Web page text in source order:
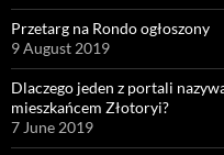
Przetarg na Rondo ogłoszony
9 August 2019
Dlaczego jeden z portali
mieszkańcem Złotoryi?
7 June 2019